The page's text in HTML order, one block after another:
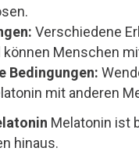
Verschiedene
Menschen
Bedingungen:
mit anderen
Melatonin ist
hinaus.